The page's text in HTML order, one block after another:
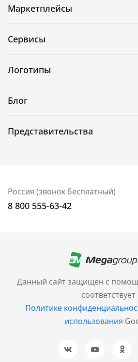
Данный сайт защищен с
соответствует
Политике
использования
Маркетплейсы
Сервисы
Логотипы
Блог
Представительства
Россия (звонок бесплатный)
8 800 555-63-42
+7 (499) 705-30-10
Санкт-Петербург
+7 (812) 600-77-33
Барнаул
+7 (961) 999-93-93
Новосибирск